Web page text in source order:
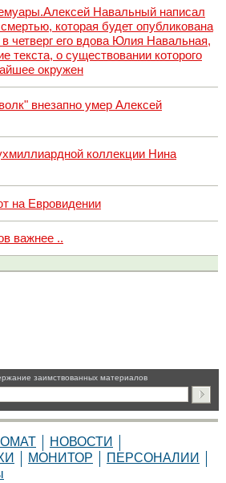
Навальный написал
которая будет опубликована
четверг его вдова Юлия Навальная,
текста, о существовании которого
окружен
внезапно умер Алексей
коллекции Нина
на Евровидении
важнее ..
заимствованных материалов
НОВОСТИ
МОНИТОР
ПЕРСОНАЛИИ